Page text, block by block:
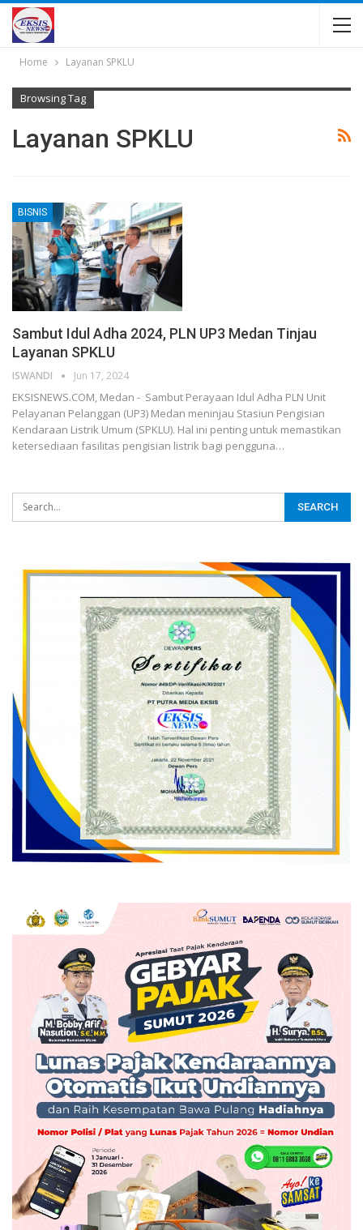
Home Layanan SPKLU
Browsing Tag
Layanan SPKLU
BISNIS
Sambut Idul Adha 2024, PLN UP3 Medan Tinjau
Layanan SPKLU
ISWANDI Jun 17, 2024
EKSISNEWS.COM, Medan - Sambut Perayaan Idul Adha PLN Unit
Pelayanan Pelanggan (UP3) Medan meninjau Stasiun Pengisian
Kendaraan Listrik Umum (SPKLU). Hal ini penting untuk memastikan
ketersediaan fasilitas pengisian listrik bagi pengguna…